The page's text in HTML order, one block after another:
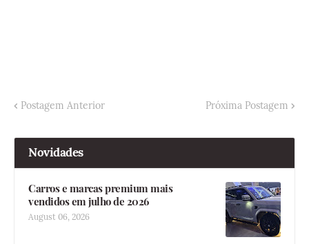
Postagem Anterior Próxima Postagem
Novidades
Carros e marcas premium mais
vendidos em julho de 2026
August 06, 2026